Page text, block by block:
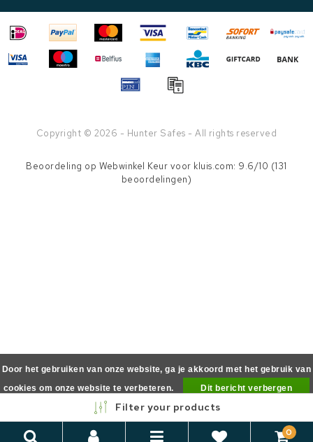
Copyright © 2026 - Hunter Safes - All rights reserved
Filter your products
0
Beoordeling op Webwinkel Keur voor kluis.com: 9.6/10 (131
beoordelingen)
Door het gebruiken van onze website, ga je akkoord met het gebruik van
cookies om onze website te verbeteren.
Dit bericht verbergen
Meer over cookies »